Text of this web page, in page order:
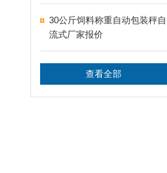
30公斤饲料称重自动包装秤自
流式厂家报价
查看全部